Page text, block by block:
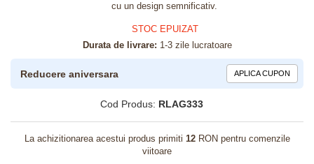
cu un design semnificativ.
STOC EPUIZAT
Durata de livrare: 1-3 zile lucratoare
Reducere aniversara APLICA CUPON
Cod Produs: RLAG333
La achizitionarea acestui produs primiti 12RON pentru comenzile
viitoare